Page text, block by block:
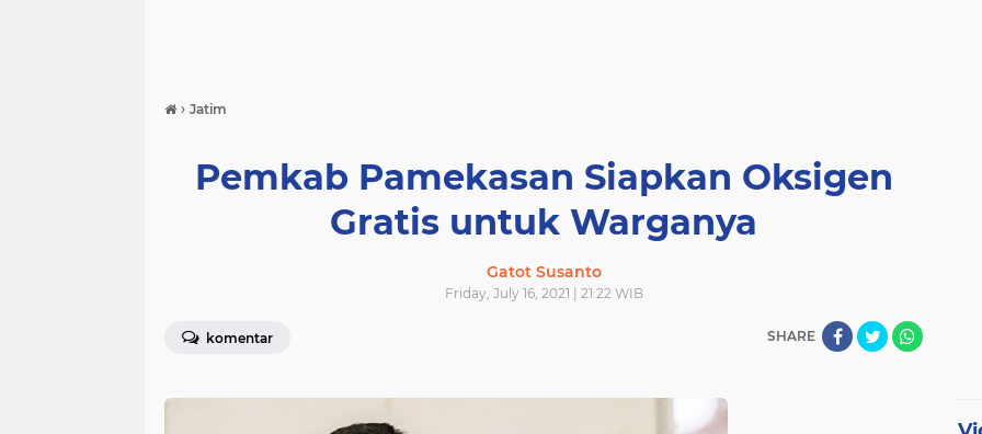
› Jatim
Pemkab Pamekasan Siapkan Oksigen
Gratis untuk Warganya
Gatot Susanto
Friday, July 16, 2021 | 21:22 WIB
komentar SHARE